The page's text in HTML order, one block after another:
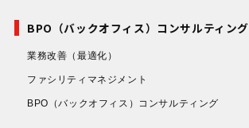
BPO（バックオフィス）コンサルティング
業務改善 （最適化）
ファシリティマネジメント
BPO（バックオフィス）コンサルティング